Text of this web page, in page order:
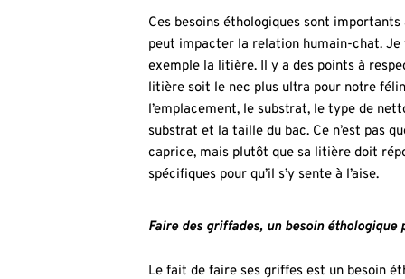
Ces besoins éthologiques sont
peut impacter la relation humain-chat. Je
exemple la litière. Il y a des points à
litière soit le nec plus ultra pour notre
l’emplacement, le substrat, le type de
substrat et la taille du bac. Ce n’est pas
caprice, mais plutôt que sa litière doit
spécifiques pour qu’il s’y sente à l’aise.
Faire des griffades, un besoin éthologique
Le fait de faire ses griffes est un besoin